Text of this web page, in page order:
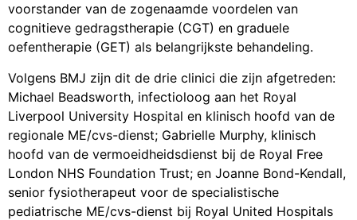
voorstander van de zogenaamde voordelen van
cognitieve gedragstherapie (CGT) en graduele
oefentherapie (GET) als belangrijkste behandeling.
Volgens BMJ zijn dit de drie clinici die zijn afgetreden:
Michael Beadsworth, infectioloog aan het Royal
Liverpool University Hospital en klinisch hoofd van de
regionale ME/cvs-dienst; Gabrielle Murphy, klinisch
hoofd van de vermoeidheidsdienst bij de Royal Free
London NHS Foundation Trust; en Joanne Bond-Kendall,
senior fysiotherapeut voor de specialistische
pediatrische ME/cvs-dienst bij Royal United Hospitals